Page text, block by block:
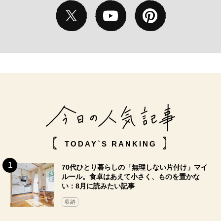
TODAY`S RANKING
70代ひとり暮らしの「無理しない片付け」マイ
ルール。食卓はあえて小さく、ものを置かな
い：8月に読みたい記事
収納